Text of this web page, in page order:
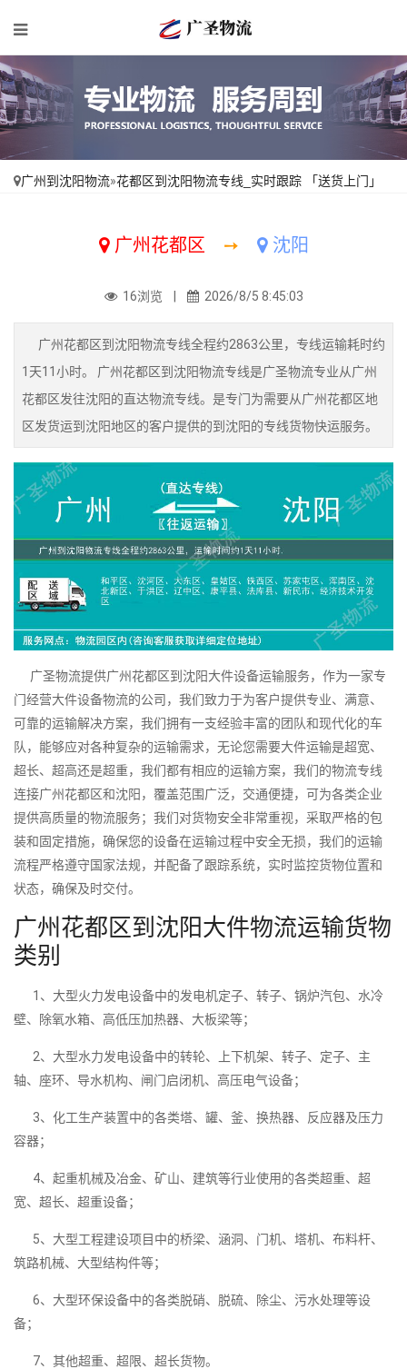
广州到沈阳物流»花都区到沈阳物流专线_实时跟踪 「送货上门」
广州花都区 ➙ 沈阳
16浏览 | 2026/8/5 8:45:03
广州花都区到沈阳物流专线全程约2863公里，专线运输耗时约
1天11小时。 广州花都区到沈阳物流专线是广圣物流专业从广州
花都区发往沈阳的直达物流专线。是专门为需要从广州花都区地
区发货运到沈阳地区的客户提供的到沈阳的专线货物快运服务。
广圣物流提供广州花都区到沈阳大件设备运输服务，作为一家专
门经营大件设备物流的公司，我们致力于为客户提供专业、满意、
可靠的运输解决方案，我们拥有一支经验丰富的团队和现代化的车
队，能够应对各种复杂的运输需求，无论您需要大件运输是超宽、
超长、超高还是超重，我们都有相应的运输方案，我们的物流专线
连接广州花都区和沈阳，覆盖范围广泛，交通便捷，可为各类企业
提供高质量的物流服务；我们对货物安全非常重视，采取严格的包
装和固定措施，确保您的设备在运输过程中安全无损，我们的运输
流程严格遵守国家法规，并配备了跟踪系统，实时监控货物位置和
状态，确保及时交付。
广州花都区到沈阳大件物流运输货物
类别
1、大型火力发电设备中的发电机定子、转子、锅炉汽包、水冷
壁、除氧水箱、高低压加热器、大板梁等；
2、大型水力发电设备中的转轮、上下机架、转子、定子、主
轴、座环、导水机构、闸门启闭机、高压电气设备；
3、化工生产装置中的各类塔、罐、釜、换热器、反应器及压力
容器；
4、起重机械及冶金、矿山、建筑等行业使用的各类超重、超
宽、超长、超重设备；
5、大型工程建设项目中的桥梁、涵洞、门机、塔机、布料杆、
筑路机械、大型结构件等；
6、大型环保设备中的各类脱硝、脱硫、除尘、污水处理等设
备；
7、其他超重、超限、超长货物。